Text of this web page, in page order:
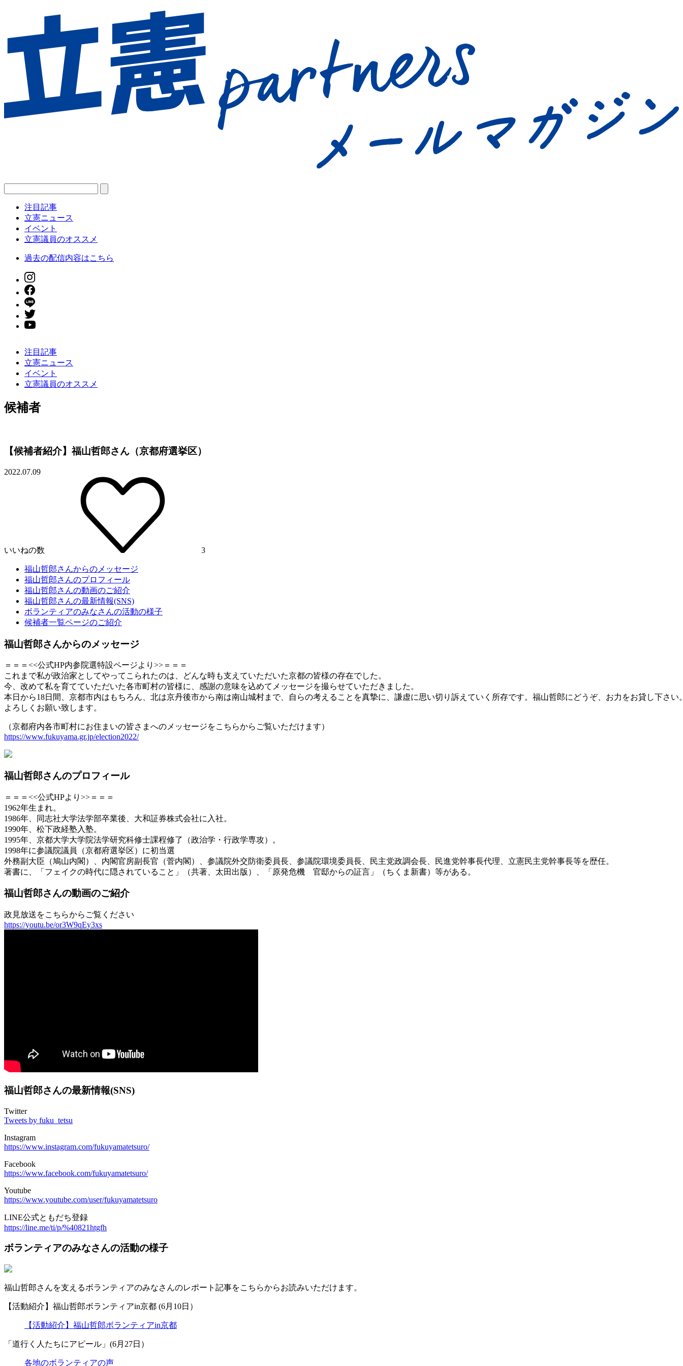
注目記事
立憲ニュース
イベント
立憲議員のオススメ
過去の配信内容はこちら
注目記事
立憲ニュース
イベント
立憲議員のオススメ
候補者
【候補者紹介】福山哲郎さん（京都府選挙区）
2022.07.09
いいねの数 3
福山哲郎さんからのメッセージ
福山哲郎さんのプロフィール
福山哲郎さんの動画のご紹介
福山哲郎さんの最新情報(SNS)
ボランティアのみなさんの活動の様子
候補者一覧ページのご紹介
福山哲郎さんからのメッセージ
＝＝＝ <<公式HP内参院選特設ページより>>＝＝＝
これまで私が政治家としてやってこられたのは、どんな時も支えていただいた京都の皆様の存在でした。
今、改めて私を育てていただいた各市町村の皆様に、感謝の意味を込めてメッセージを撮らせていただきました。
本日から18日間、京都市内はもちろん、北は京丹後市から南は南山城村まで、自らの考えることを真摯に、謙虚に思い切り訴えていく所存です。福山哲郎にどうぞ、お力をお貸し下さい
よろしくお願い致します。
（京都府内各市町村にお住まいの皆さまへのメッセージをこちらからご覧いただけます）
https://www.fukuyama.gr.jp/election2022/
福山哲郎さんのプロフィール
＝＝＝ <<公式HPより>>＝＝＝
1962年生まれ。
1986年、同志社大学法学部卒業後、大和証券株式会社に入社。
1990年、松下政経塾入塾。
1995年、京都大学大学院法学研究科修士課程修了（政治学・行政学専攻）。
1998年に参議院議員（京都府選挙区）に初当選
外務副大臣（鳩山内閣）、内閣官房副長官（菅内閣）、参議院外交防衛委員長、参議院環境委員長、民主党政調会長、民進党幹事長代理、立憲民主党幹事長等を歴任。
著書に、「フェイクの時代に隠されていること」（共著、太田出版）、「原発危機 官邸からの証言」（ちくま新書）等がある。
福山哲郎さんの動画のご紹介
政見放送をこちらからご覧ください
https://youtu.be/or3W9qEy3xs
福山哲郎さんの最新情報(SNS)
Twitter
Tweets by fuku_tetsu
Instagram
https://www.instagram.com/fukuyamatetsuro/
Facebook
https://www.facebook.com/fukuyamatetsuro/
Youtube
https://www.youtube.com/user/fukuyamatetsuro
LINE公式ともだち登録
https://line.me/ti/p/%40821htgfh
ボランティアのみなさんの活動の様子
福山哲郎さんを支えるボランティアのみなさんのレポート記事をこちらからお読みいただけます。
【活動紹介】福山哲郎ボランティアin京都 (6月10日）
【活動紹介】福山哲郎ボランティアin京都
「道行く人たちにアピール」(6月27日）
各地のボランティアの声